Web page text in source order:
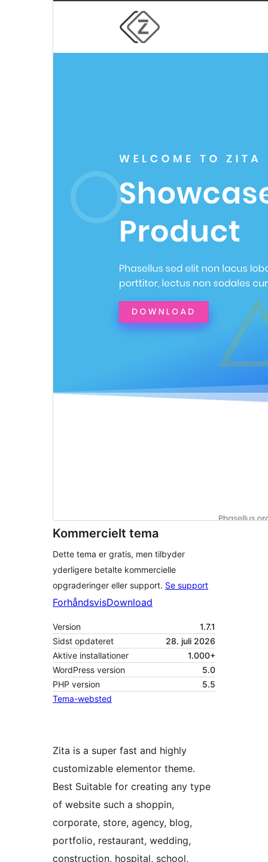
Kommercielt tema
Dette tema er gratis, men tilbyder
yderligere betalte kommercielle
opgraderinger eller support. Se support
ForhåndsvisDownload
Version
1.7.1
Sidst opdateret
28. juli 2026
Aktive installationer
1.000+
WordPress version
5.0
PHP version
5.5
Tema-websted
Zita is a super fast and highly
customizable elementor theme.
Best Suitable for creating any type
of website such a shoppin,
corporate, store, agency, blog,
portfolio, restaurant, wedding,
construction, hospital, school,